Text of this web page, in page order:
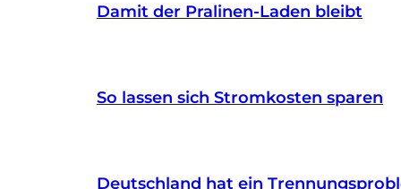
Damit der Pralinen-Laden bleibt
So lassen sich Stromkosten sparen
Deutschland hat ein